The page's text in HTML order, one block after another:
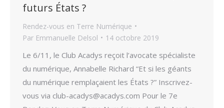
futurs États ?
Rendez-vous en Terre Numérique
Par Emmanuelle Delsol 14 octobre 2019
Le 6/11, le Club Acadys reçoit l’avocate spécialiste
du numérique, Annabelle Richard “Et si les géants
du numérique remplaçaient les États ?” Inscrivez-
vous via club-acadys@acadys.com Pour le 7e